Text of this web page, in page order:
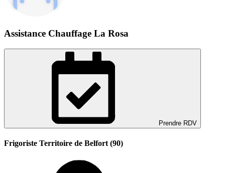
Assistance Chauffage La Rosa
Prendre RDV
Frigoriste Territoire de Belfort (90)